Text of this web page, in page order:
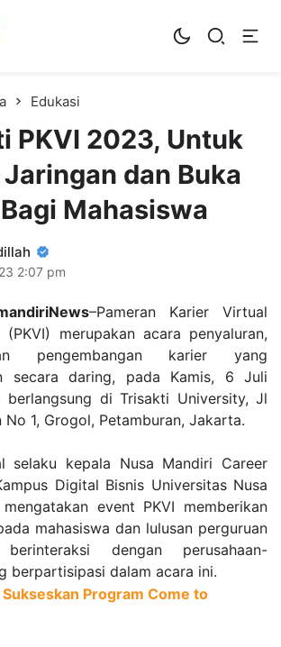
Bisnis
Edukasi
PKVI 2023, Untuk
dan Buka
Mahasiswa
2:07 pm
–Pameran Karier Virtual
merupakan acara penyaluran,
pengembangan karier yang
secara daring, pada Kamis, 6 Juli
di Trisakti University, Jl
No 1, Grogol, Petamburan, Jakarta.
selaku kepala Nusa Mandiri Career
Digital Bisnis Universitas Nusa
event PKVI memberikan
mahasiswa dan lulusan perguruan
dengan perusahaan-
berpartisipasi dalam acara ini.
Sukseskan Program Come to